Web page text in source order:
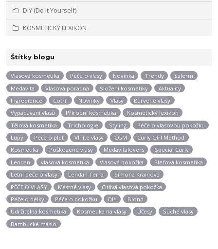
DIY (Do It Yourself)
KOSMETICKÝ LEXIKON
Štítky blogu
Vlasová kosmetika Péče o vlasy Novinka Trendy
Salerm
Medavita
Vlasová poradna Složení kosmetiky
Aktuality
Ingredience
Cotril Novinky Vlasy
Barvené vlasy
Vypadávání vlasů
Přírodní kosmetika
Kosmetický lexikon
Tělová kosmetika
Trichologie Styling
Péče o vlasovou pokožku
Lupy
Péče o pleť Vlnité vlasy CGM
Curly Girl Method
Kosmetika
Poškozené vlasy Medavitalovers
Special Curly
Lendan
vlasová kosmetika Vlasová pokožka
Pleťová kosmetika
Letní péče o vlasy
Lendan Terra
Simona Krainová
PÉČE O VLASY
Mastné vlasy
Citlivá vlasová pokožka
Péče o délky
Péče o pokožku DIY
Blond
Udržitelná kosmetika
Kosmetika na vlasy Účesy
Suché vlasy
Bambucké máslo